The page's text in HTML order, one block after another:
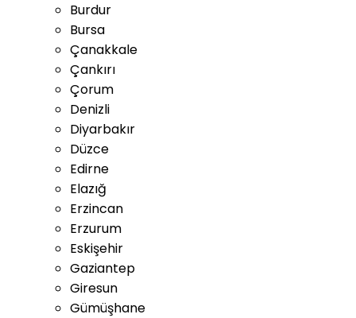
Burdur
Bursa
Çanakkale
Çankırı
Çorum
Denizli
Diyarbakır
Düzce
Edirne
Elazığ
Erzincan
Erzurum
Eskişehir
Gaziantep
Giresun
Gümüşhane